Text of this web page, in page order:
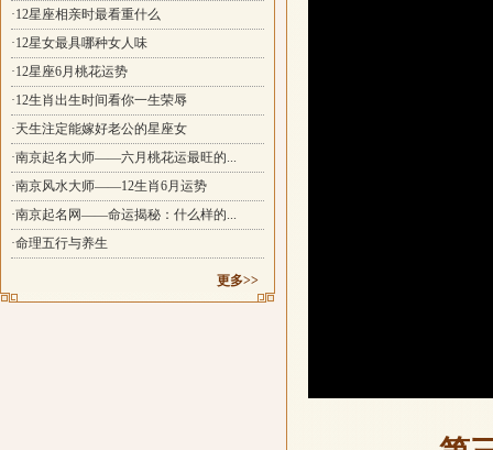
·12星座相亲时最看重什么
·12星女最具哪种女人味
·12星座6月桃花运势
·12生肖出生时间看你一生荣辱
·天生注定能嫁好老公的星座女
·南京起名大师——六月桃花运最旺的...
·南京风水大师——12生肖6月运势
·南京起名网——命运揭秘：什么样的...
·命理五行与养生
更多>>